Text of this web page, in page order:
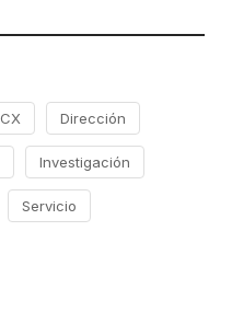
CX Dirección
Investigación
Servicio